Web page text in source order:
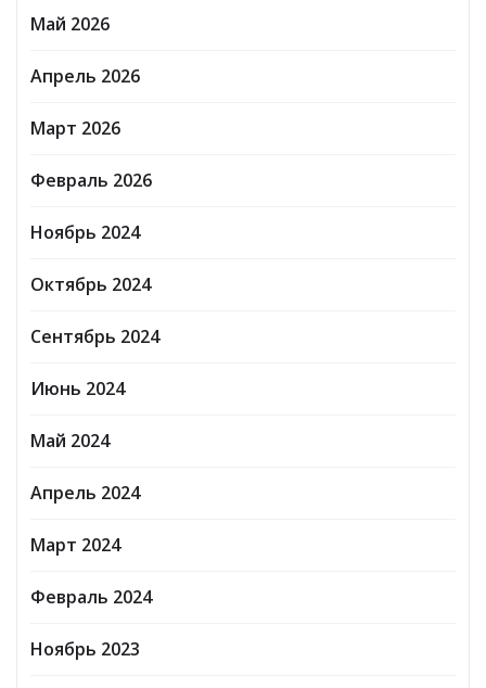
Май 2026
Апрель 2026
Март 2026
Февраль 2026
Ноябрь 2024
Октябрь 2024
Сентябрь 2024
Июнь 2024
Май 2024
Апрель 2024
Март 2024
Февраль 2024
Ноябрь 2023